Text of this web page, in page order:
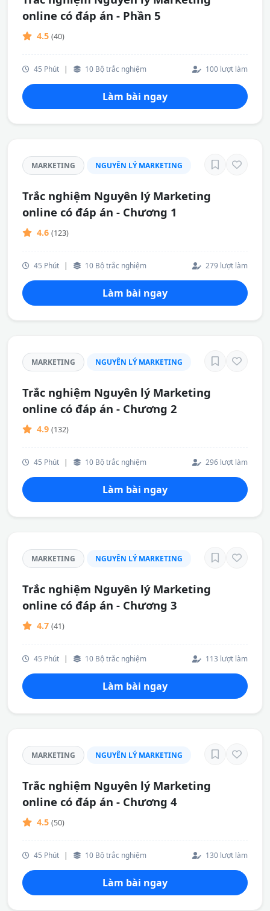
online có đáp án - Phần 5
4.5 (40)
45 Phút | 10 Bộ trắc nghiệm 100 lượt làm
Làm bài ngay
MARKETING NGUYÊN LÝ MARKETING
Trắc nghiệm Nguyên lý Marketing
online có đáp án - Chương 1
4.6 (123)
45 Phút | 10 Bộ trắc nghiệm 279 lượt làm
Làm bài ngay
MARKETING NGUYÊN LÝ MARKETING
Trắc nghiệm Nguyên lý Marketing
online có đáp án - Chương 2
4.9 (132)
45 Phút | 10 Bộ trắc nghiệm 296 lượt làm
Làm bài ngay
MARKETING NGUYÊN LÝ MARKETING
Trắc nghiệm Nguyên lý Marketing
online có đáp án - Chương 3
4.7 (41)
45 Phút | 10 Bộ trắc nghiệm 113 lượt làm
Làm bài ngay
MARKETING NGUYÊN LÝ MARKETING
Trắc nghiệm Nguyên lý Marketing
online có đáp án - Chương 4
4.5 (50)
45 Phút | 10 Bộ trắc nghiệm 130 lượt làm
Làm bài ngay